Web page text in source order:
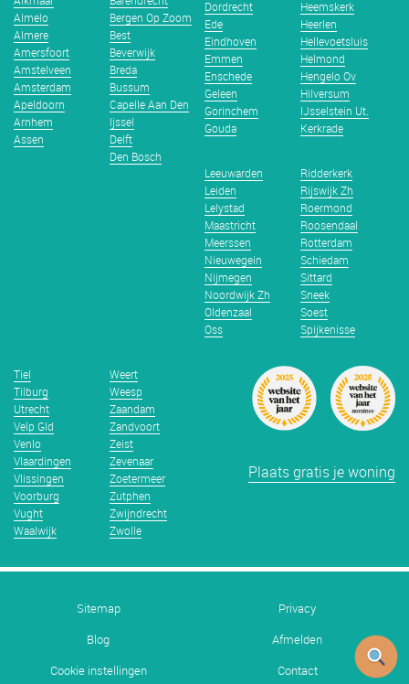
Almelo
Almere
Amersfoort
Amstelveen
Amsterdam
Apeldoorn
Arnhem
Assen
Bergen Op Zoom
Best
Beverwijk
Breda
Bussum
Capelle Aan Den
Ijssel
Delft
Den Bosch
Dordrecht
Ede
Eindhoven
Emmen
Enschede
Geleen
Gorinchem
Gouda
Heemskerk
Heerlen
Hellevoetsluis
Helmond
Hengelo Ov
Hilversum
IJsselstein Ut.
Kerkrade
Leeuwarden
Leiden
Lelystad
Maastricht
Meerssen
Nieuwegein
Nijmegen
Noordwijk Zh
Oldenzaal
Oss
Ridderkerk
Rijswijk Zh
Roermond
Roosendaal
Rotterdam
Schiedam
Sittard
Sneek
Soest
Spijkenisse
Tiel
Tilburg
Utrecht
Velp Gld
Venlo
Vlaardingen
Vlissingen
Voorburg
Vught
Waalwijk
Weert
Weesp
Zaandam
Zandvoort
Zeist
Zevenaar
Zoetermeer
Zutphen
Zwijndrecht
Zwolle
Plaats gratis je woning
Sitemap
Privacy
Blog
Afmelden
Cookie instellingen
Contact